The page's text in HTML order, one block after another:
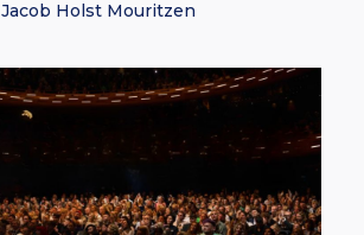
Jacob Holst Mouritzen